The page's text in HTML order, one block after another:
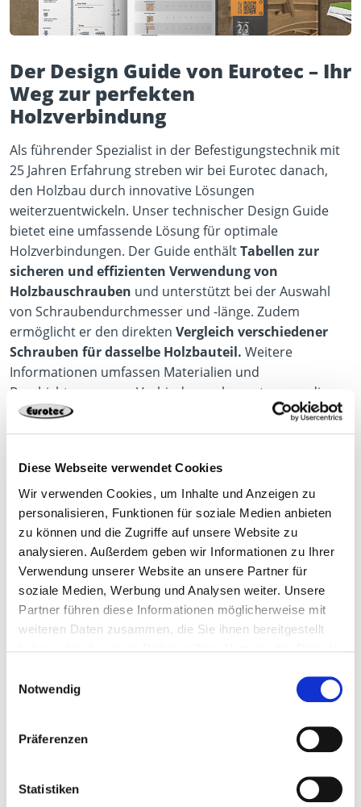
Diese Webseite verwendet Cookies
Wir verwenden Cookies, um Inhalte und Anzeigen zu
personalisieren, Funktionen für soziale Medien anbieten
zu können und die Zugriffe auf unsere Website zu
analysieren. Außerdem geben wir Informationen zu Ihrer
Verwendung unserer Website an unsere Partner für
soziale Medien, Werbung und Analysen weiter. Unsere
Partner führen diese Informationen möglicherweise mit
weiteren Daten zusammen, die Sie ihnen bereitgestellt
Notwendig
Präferenzen
Statistiken
Der Design Guide von Eurotec – Ihr
Weg zur perfekten
Holzverbindung
Als führender Spezialist in der Befestigungstechnik mit
25 Jahren Erfahrung streben wir bei Eurotec danach,
den Holzbau durch innovative Lösungen
weiterzuentwickeln. Unser technischer Design Guide
bietet eine umfassende Lösung für optimale
Holzverbindungen. Der Guide enthältTabellen zur
sicheren und effizienten Verwendung von
Holzbauschrauben und unterstützt bei der Auswahl
von Schraubendurchmesser und -länge. Zudem
ermöglicht er den direkten Vergleich verschiedener
Schrauben für dasselbe Holzbauteil. Weitere
Informationen umfassen Materialien und
Beschichtungen von Verbindungselementen, um die
richtige Auswahl basierend auf Holzart, Nutzungsklasse
und möglichen Korrosionsfaktoren zu treffen.
ECS-Bemessungssoftware 3.0 für
Konstruktionen sicher planen!